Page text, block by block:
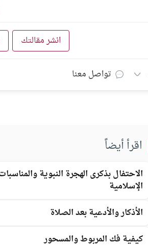
انشر مقالتك
تواصل معنا
اقرأ أيضاً
الاحتفال بذكرى الهجرة النبوية
الإسلامية
الأذكار والأدعية بعد الصلاة
كيفية فك المربوط والمسحور